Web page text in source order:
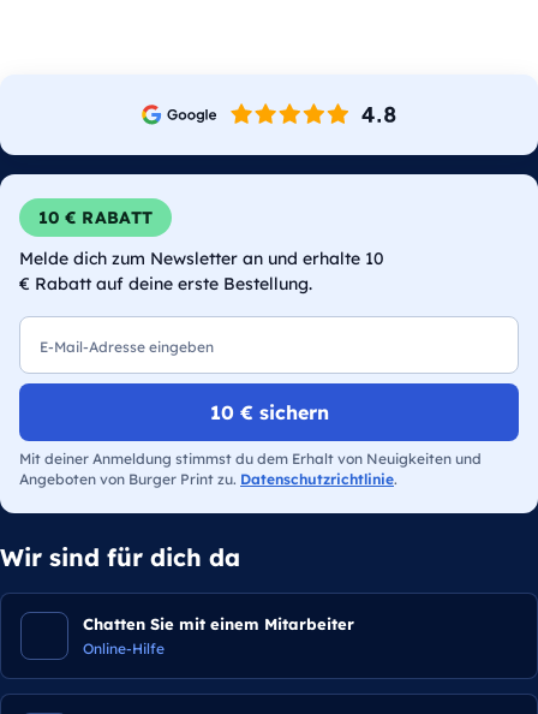
10 € RABATT
Melde dich zum Newsletter an und erhalte 10
€ Rabatt auf deine erste Bestellung.
10 € sichern
Mit deiner Anmeldung stimmst du dem Erhalt von Neuigkeiten und
Angeboten von Burger Print zu. Datenschutzrichtlinie.
Wir sind für dich da
Chatten Sie mit einem Mitarbeiter
Online-Hilfe